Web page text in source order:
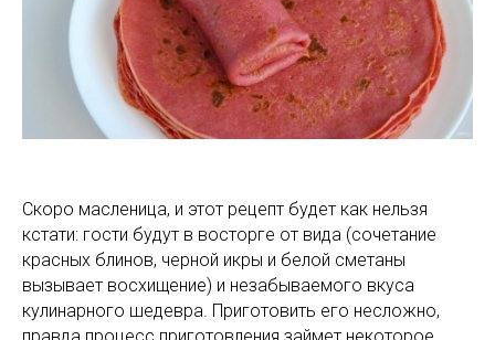
Скоро масленица, и этот рецепт будет как нельзя
кстати: гости будут в восторге от вида (сочетание
красных блинов, черной икры и белой сметаны
вызывает восхищение) и незабываемого вкуса
кулинарного шедевра. Приготовить его несложно,